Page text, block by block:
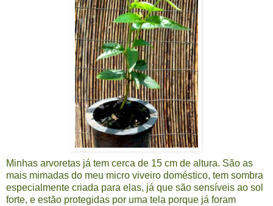
Minhas arvoretas já tem cerca de 15 cm de altura. São as
mais mimadas do meu micro viveiro doméstico, tem sombra
especialmente criada para elas, já que são sensíveis ao sol
forte, e estão protegidas por uma tela porque já foram